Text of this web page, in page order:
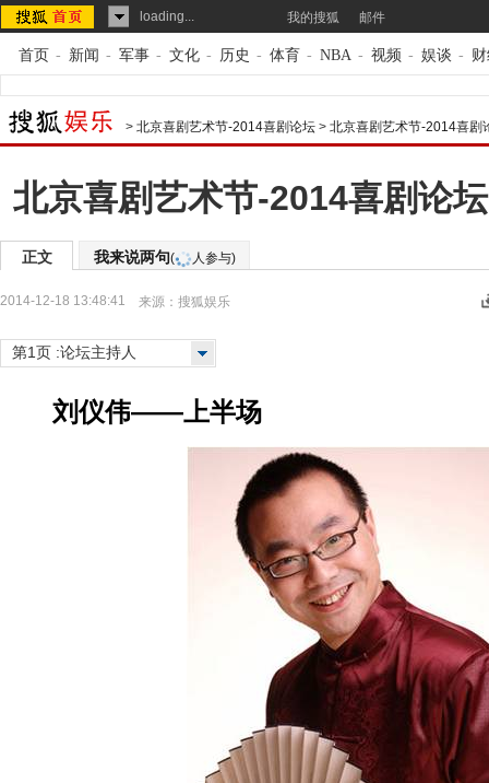
loading... 我的搜狐 邮件
首页 - 新闻 - 军事 - 文化 - 历史 - 体育 - NBA - 视频 - 娱谈 -
> 北京喜剧艺术节-2014喜剧论坛 > 北京喜剧艺术节-2014喜剧
北京喜剧艺术节-2014喜剧论
正文 我来说两句( 人参与)
2014-12-18 13:48:41 来源： 搜狐娱乐
第1页 :论坛主持人
刘仪伟——上半场